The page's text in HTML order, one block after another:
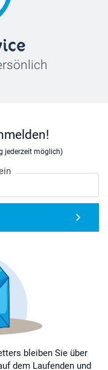
jederzeit möglich)
bleiben Sie über
dem Laufenden und